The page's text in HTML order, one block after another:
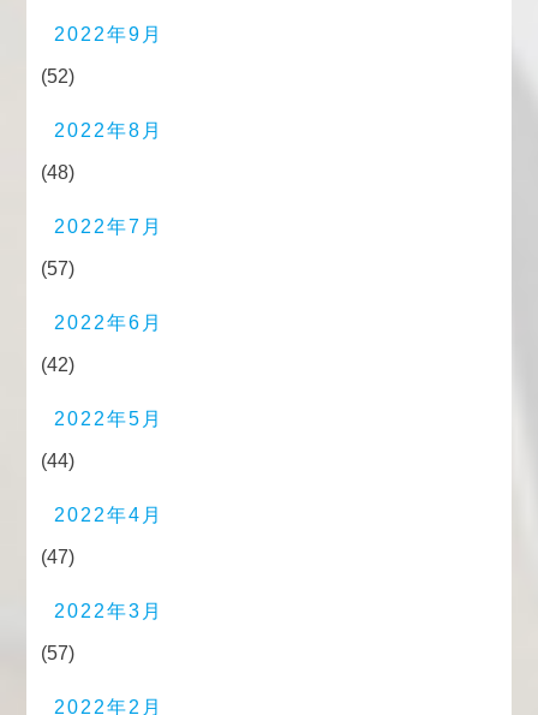
2022年9月
(52)
2022年8月
(48)
2022年7月
(57)
2022年6月
(42)
2022年5月
(44)
2022年4月
(47)
2022年3月
(57)
2022年2月